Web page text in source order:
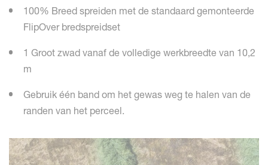
100% Breed spreiden met de standaard gemonteerde
FlipOver bredspreidset
1 Groot zwad vanaf de volledige werkbreedte van 10,2
m
Gebruik één band om het gewas weg te halen van de
randen van het perceel.